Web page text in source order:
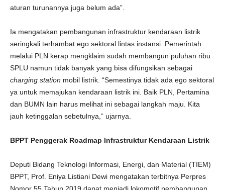
aturan turunannya juga belum ada”.
Ia mengatakan pembangunan infrastruktur kendaraan listrik
seringkali terhambat ego sektoral lintas instansi. Pemerintah
melalui PLN kerap mengklaim sudah membangun puluhan ribu
SPLU namun tidak banyak yang bisa difungsikan sebagai
charging station mobil listrik. “Semestinya tidak ada ego sektoral
ya untuk memajukan kendaraan listrik ini. Baik PLN, Pertamina
dan BUMN lain harus melihat ini sebagai langkah maju. Kita
jauh ketinggalan sebetulnya,” ujarnya.
BPPT Penggerak Roadmap Infrastruktur Kendaraan Listrik
Deputi Bidang Teknologi Informasi, Energi, dan Material (TIEM)
BPPT, Prof. Eniya Listiani Dewi mengatakan terbitnya Perpres